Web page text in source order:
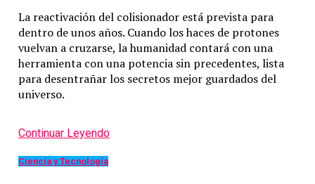
anunciando lanzamientos de cara al futuro.
Digital Editionpara así tomar dimensiones de las
La reactivación del colisionador está prevista para
dentro de unos años. Cuando los haces de protones
vuelvan a cruzarse, la humanidad contará con una
herramienta con una potencia sin precedentes, lista
para desentrañar los secretos mejor guardados del
universo.
Continuar Leyendo
Ciencia y Tecnología